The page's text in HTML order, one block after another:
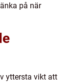
på när
yttersta vikt att